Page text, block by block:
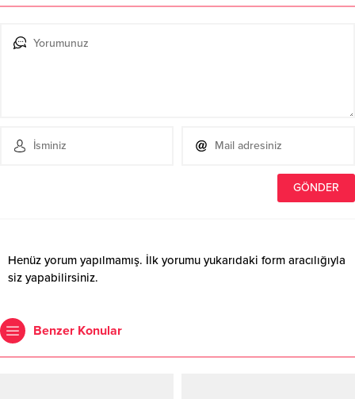
Henüz yorum yapılmamış. İlk yorumu yukarıdaki form aracılığıyla
siz yapabilirsiniz.
Benzer Konular